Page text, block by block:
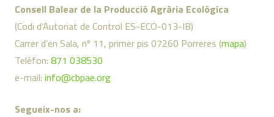
Consell Balear de la Producció Agrària Ecològica
(Codi d’Autoriat de Control ES-ECO-013-IB)
Carrer d’en Sala, nº 11, primer pis 07260 Porreres (mapa)
Telèfon: 871 038530
e-mail: info@cbpae.org
Segueix-nos a: